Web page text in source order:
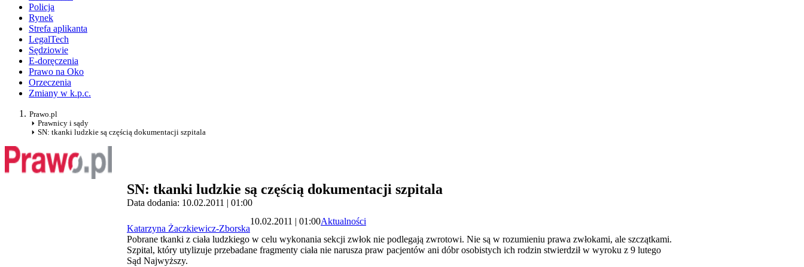
Policja
Rynek
Strefa aplikanta
LegalTech
Sędziowie
E-doręczenia
Prawo na Oko
Orzeczenia
Zmiany w k.p.c.
Prawo.pl
Prawnicy i sądy
SN: tkanki ludzkie są częścią dokumentacji szpitala
SN: tkanki ludzkie są częścią dokumentacji szpitala
Data dodania: 10.02.2011 | 01:00
Katarzyna Żaczkiewicz-Zborska
10.02.2011 | 01:00Aktualności
Pobrane tkanki z ciała ludzkiego w celu wykonania sekcji zwłok nie podlegają zwrotowi. Nie są w rozumieniu prawa zwłokami, ale szczątkami.
Szpital, który utylizuje przebadane fragmenty ciała nie narusza praw pacjentów ani dóbr osobistych ich rodzin stwierdził w wyroku z 9 lutego
Sąd Najwyższy.